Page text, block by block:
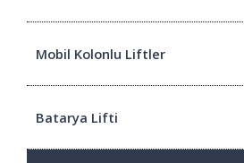
Mobil Kolonlu Liftler
Batarya Lifti